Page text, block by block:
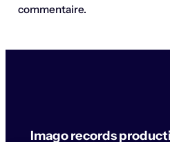
commentaire.
Imago records